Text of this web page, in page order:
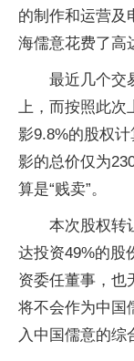
的制作和运营及
海儒意花费了高
最近几个交
上，而按照此
影9.8%的股权
影的总价仅为
算是“贱卖”。
本次股权转
达投资49%的股
资委任董事，也
将不会作为中国
入中国儒意的综